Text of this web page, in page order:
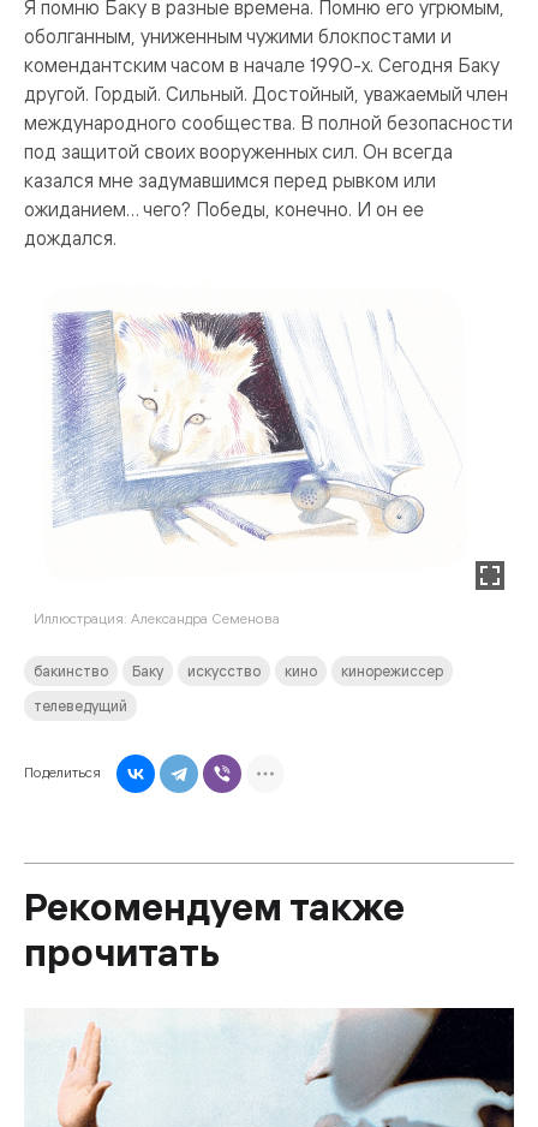
Я помню Баку в разные времена. Помню его угрюмым,
оболганным, униженным чужими блокпостами и
комендантским часом в начале 1990-х. Сегодня Баку
другой. Гордый. Сильный. Достойный, уважаемый член
международного сообщества. В полной безопасности
под защитой своих вооруженных сил. Он всегда
казался мне задумавшимся перед рывком или
ожиданием… чего? Победы, конечно. И он ее
дождался.
Иллюстрация: Александра Семенова
бакинство Баку искусство кино
кинорежиссер
телеведущий
Поделиться
Рекомендуем также
прочитать